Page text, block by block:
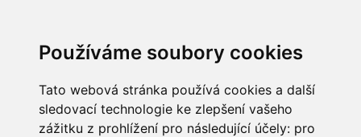
Používáme soubory cookies
Tato webová stránka používá cookies a další
sledovací technologie ke zlepšení vašeho
zážitku z prohlížení pro následující účely: pro